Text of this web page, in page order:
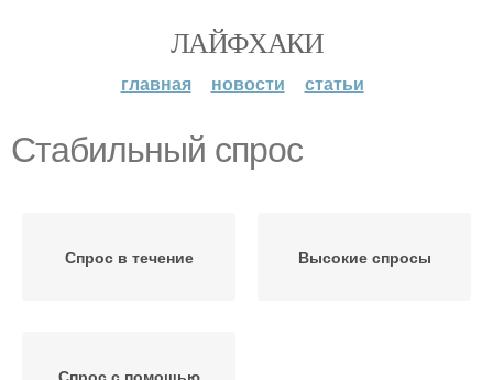
ЛАЙФХАКИ
главная новости статьи
Стабильный спрос
Спрос в течение Высокие спросы
Спрос с помощью